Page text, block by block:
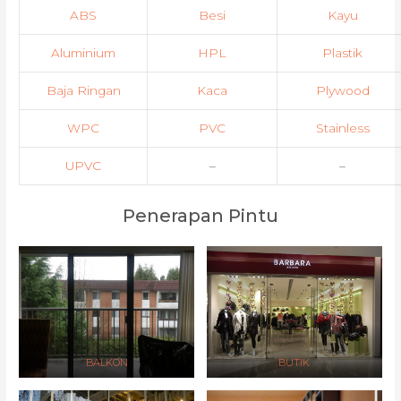
ABS Besi Kayu
Aluminium HPL Plastik
Baja Ringan Kaca Plywood
WPC PVC Stainless
UPVC – –
Penerapan Pintu
BALKON BUTIK